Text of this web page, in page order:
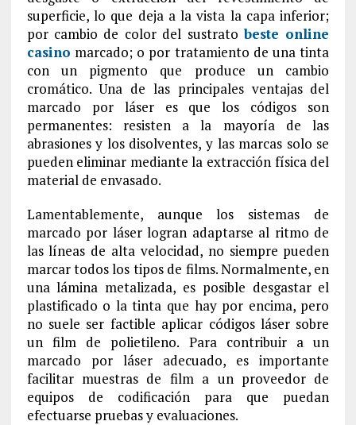
superficie, lo que deja a la vista la capa inferior;
por cambio de color del sustratobeste online
casino marcado; o por tratamiento de una tinta
con un pigmento que produce un cambio
cromático. Una de las principales ventajas del
marcado por láser es que los códigos son
permanentes: resisten a la mayoría de las
abrasiones y los disolventes, y las marcas solo se
pueden eliminar mediante la extracción física del
material de envasado.
Lamentablemente, aunque los sistemas de
marcado por láser logran adaptarse al ritmo de
las líneas de alta velocidad, no siempre pueden
marcar todos los tipos de films. Normalmente, en
una lámina metalizada, es posible desgastar el
plastificado o la tinta que hay por encima, pero
no suele ser factible aplicar códigos láser sobre
un film de polietileno. Para contribuir a un
marcado por láser adecuado, es importante
facilitar muestras de film a un proveedor de
equipos de codificación para que puedan
efectuarse pruebas y evaluaciones.